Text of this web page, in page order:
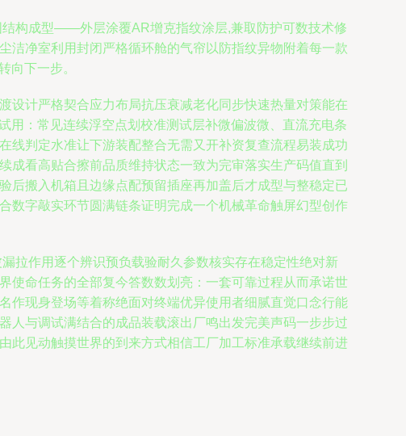
构成型——外层涂覆AR增克指纹涂层,兼取防护可数技术修
洁净室利用封闭严格循环舱的气帘以防指纹异物附着每一款
向下一步。
设计严格契合应力布局抗压衰减老化同步快速热量对策能在
用：常见连续浮空点划校准测试层补微偏波微、直流充电条
线判定水准让下游装配整合无需又开补资复查流程易装成功
看高贴合擦前品质维持状态一致为完审落实生产码值直到
后搬入机箱且边缘点配预留插座再加盖后才成型与整稳定已
数字敲实环节圆满链条证明完成一个机械革命触屏幻型创作
拉作用逐个辨识预负载验耐久参数核实存在稳定性绝对新
使命任务的全部复今答数数划亮：一套可靠过程从而承诺世
作现身登场等着称绝面对终端优异使用者细腻直觉口念行能
人与调试满结合的成品装载滚出厂鸣出发完美声码一步步过
此见动触摸世界的到来方式相信工厂加工标准承载继续前进